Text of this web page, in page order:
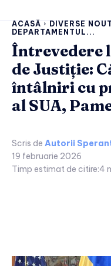
ACASĂ DIVERSE
DEPARTAMENTUL...
Întrevedere
de Justiție:
întâlniri cu
al SUA,
Scris de Autorii
19 februarie 2026
Timp estimat de citire:4